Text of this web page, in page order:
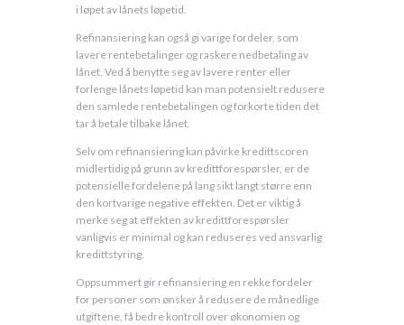
i løpet av lånets løpetid.
Refinansiering kan også gi varige fordeler, som
lavere rentebetalinger og raskere nedbetaling av
lånet. Ved å benytte seg av lavere renter eller
forlenge lånets løpetid kan man potensielt redusere
den samlede rentebetalingen og forkorte tiden det
tar å betale tilbake lånet.
Selv om refinansiering kan påvirke kredittscoren
midlertidig på grunn av kredittforespørsler, er de
potensielle fordelene på lang sikt langt større enn
den kortvarige negative effekten. Det er viktig å
merke seg at effekten av kredittforespørsler
vanligvis er minimal og kan reduseres ved ansvarlig
kredittstyring.
Oppsummert gir refinansiering en rekke fordeler
for personer som ønsker å redusere de månedlige
utgiftene, få bedre kontroll over økonomien og